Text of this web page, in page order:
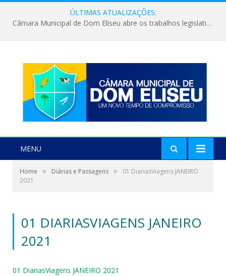
ÚLTIMAS ATUALIZAÇÕES:
Câmara Municipal de Dom Eliseu abre os trabalhos legislativos do segundo semestre
MENU
Home » Diárias e Passagens »
01 DiariasViagens JANEIRO
2021
01 DIARIASVIAGENS JANEIRO
2021
01 DiariasViagens JANEIRO 2021